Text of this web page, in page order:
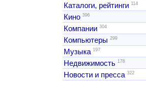
Каталоги, рейтинги 114
Кино 396
Компании 304
Компьютеры 299
Музыка 197
Недвижимость 178
Новости и пресса 322